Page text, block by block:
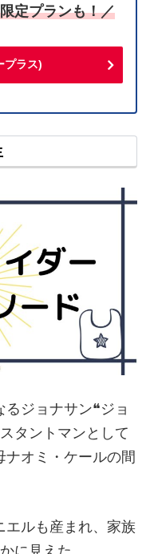
定プランも！／
プラス)
ジョナサン❝ジョ
タントマンとして
オミ・ケールの間
エルも産まれ、家族